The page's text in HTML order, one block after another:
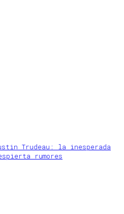
Trudeau: la inesperada
rumores